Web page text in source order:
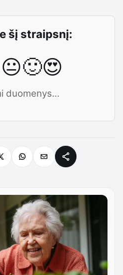
šį straipsnį:
😐🙂😍
duomenys...